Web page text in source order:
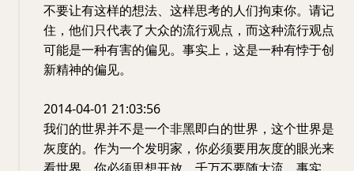
不要让有这样的想法、这样思考的人们拘束你。请记
住，他们只代表了大众的流行观点，而这种流行观点
可能是一种有害的偏见。事实上，这是一种有悖于创
新精神的偏见。
2014-04-01 21:03:56
我们的世界并不是一个非黑即白的世界，这个世界是
灰度的。作为一个发明家，你必须要用灰度的眼光来